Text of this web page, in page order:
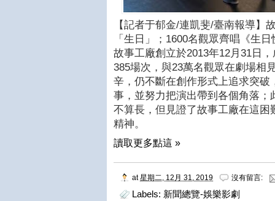
【記者于郁金/連凱斐/臺南報導】
「生日」；1600名觀眾齊唱《生
故事工廠創立於2013年12月31日
385場次，與23萬名觀眾在劇場相
辛，仍不斷在創作形式上追求突
事，並努力把演出帶到各個角落
不算長，但見證了故事工廠在這
精神。
讀取更多點這 »
at星期二, 12月 31, 2019 沒有留言:
Labels: 新聞總覽-娛樂影劇